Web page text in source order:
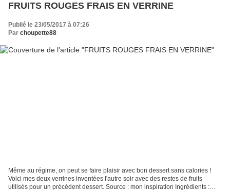
FRUITS ROUGES FRAIS EN VERRINE
Publié le 23/05/2017 à 07:26
Par choupette88
Même au régime, on peut se faire plaisir avec bon dessert sans calories !
Voici mes deux verrines inventées l'autre soir avec des restes de fruits
utilisés pour un précédent dessert. Source : mon inspiration Ingrédients :